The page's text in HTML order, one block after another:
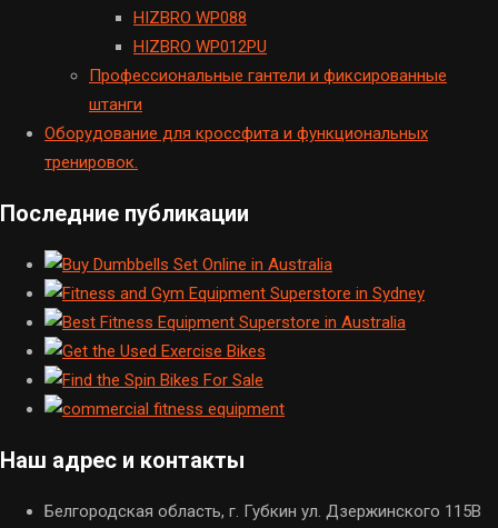
HIZBRO WP088
HIZBRO WP012PU
Профессиональные гантели и фиксированные
штанги
Оборудование для кроссфита и функциональных
тренировок.
Последние публикации
Наш адрес и контакты
Белгородская область, г. Губкин ул. Дзержинского 115В